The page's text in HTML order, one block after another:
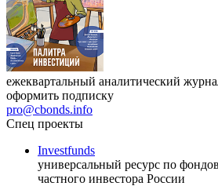
ежеквартальный аналитический журнал
оформить подписку
pro@cbonds.info
Спец проекты